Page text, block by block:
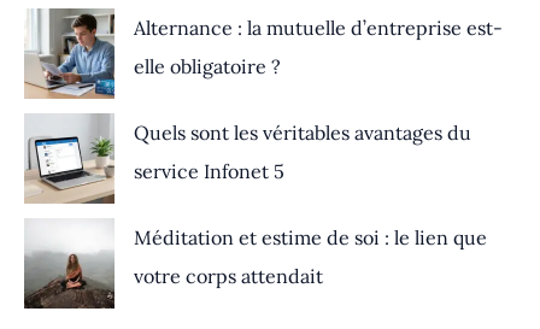
Alternance : la mutuelle d’entreprise est-
elle obligatoire ?
Quels sont les véritables avantages du
service Infonet 5
Méditation et estime de soi : le lien que
votre corps attendait